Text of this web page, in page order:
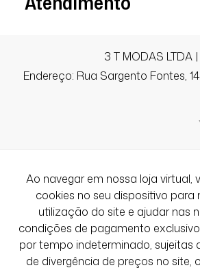
3 T MODAS LTDA
Endereço: Rua Sargento Fontes,
Ao navegar em nossa loja
cookies no seu dispositivo
utilização do site e ajudar nas
condições de pagamento
por tempo indeterminado,
de divergência de preços no site,